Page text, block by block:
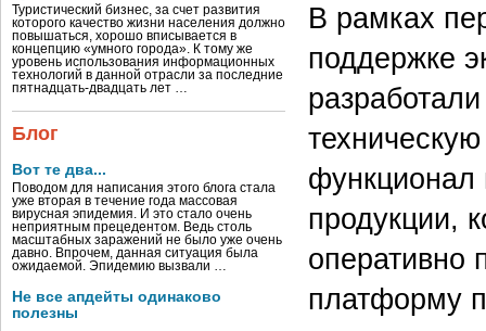
Туристический бизнес, за счет развития
которого качество жизни населения должно
повышаться, хорошо вписывается в
концепцию «умного города». К тому же
уровень использования информационных
технологий в данной отрасли за последние
пятнадцать-двадцать лет …
Блог
Вот те два...
Поводом для написания этого блога стала
уже вторая в течение года массовая
вирусная эпидемия. И это стало очень
неприятным прецедентом. Ведь столь
масштабных заражений не было уже очень
давно. Впрочем, данная ситуация была
ожидаемой. Эпидемию вызвали …
Не все апдейты одинаково
полезны
В рамках
поддержке
функционал
продукции,
оперативно
платформу